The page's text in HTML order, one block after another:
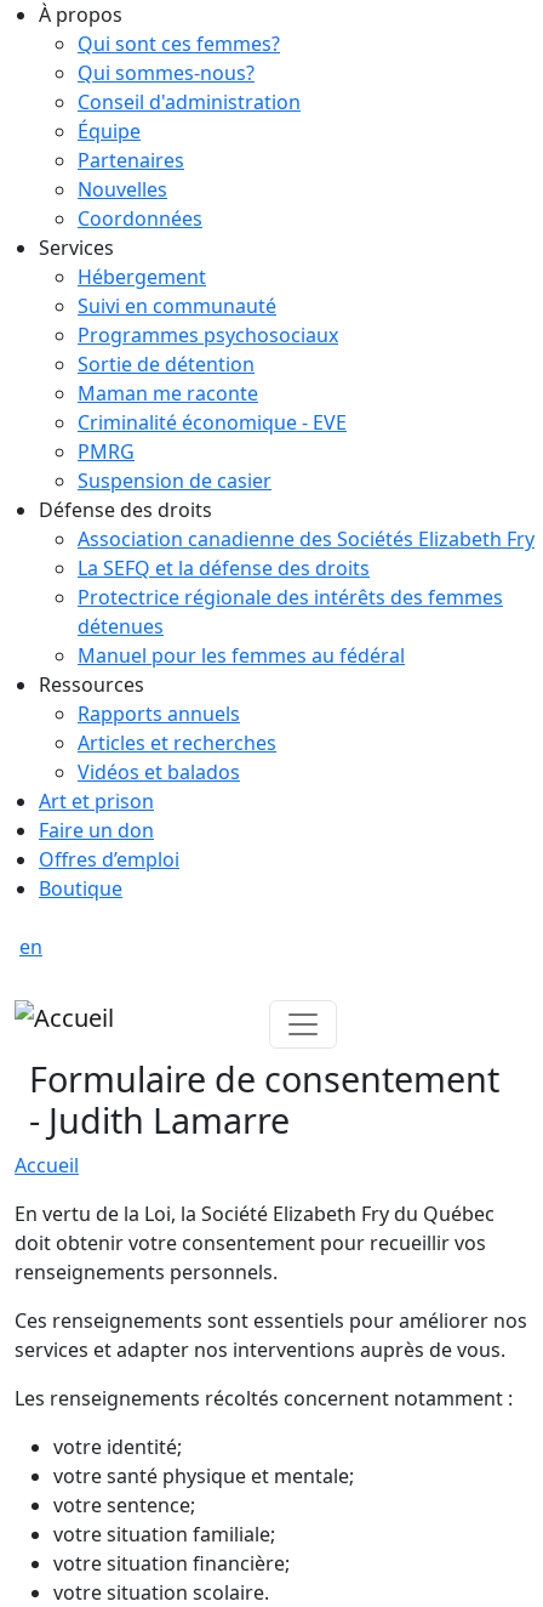
À propos
Qui sont ces femmes?
Qui sommes-nous?
Conseil d'administration
Équipe
Partenaires
Nouvelles
Coordonnées
Services
Hébergement
Suivi en communauté
Programmes psychosociaux
Sortie de détention
Maman me raconte
Criminalité économique - EVE
PMRG
Suspension de casier
Défense des droits
Association canadienne des Sociétés Elizabeth Fry
La SEFQ et la défense des droits
Protectrice régionale des intérêts des femmes
détenues
Manuel pour les femmes au fédéral
Ressources
Rapports annuels
Articles et recherches
Vidéos et balados
Art et prison
Faire un don
Offres d’emploi
Boutique
en
Formulaire de consentement
- Judith Lamarre
Accueil
En vertu de la Loi, la Société Elizabeth Fry du Québec
doit obtenir votre consentement pour recueillir vos
renseignements personnels.
Ces renseignements sont essentiels pour améliorer nos
services et adapter nos interventions auprès de vous.
Les renseignements récoltés concernent notamment :
votre identité;
votre santé physique et mentale;
votre sentence;
votre situation familiale;
votre situation financière;
votre situation scolaire.